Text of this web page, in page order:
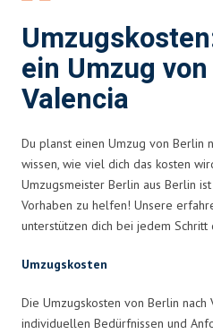
ein Umzug
Valencia
Du planst einen Umzug von Berlin
wissen, wie viel dich das kosten
Umzugsmeister Berlin aus Berlin
Vorhaben zu helfen! Unsere
unterstützen dich bei jedem Schritt
Umzugskosten
Die Umzugskosten von Berlin nach
individuellen Bedürfnissen und